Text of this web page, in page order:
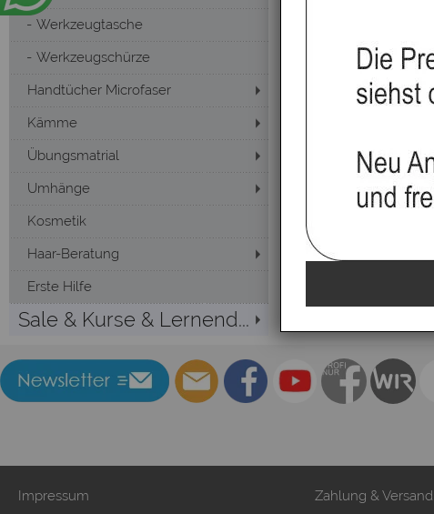
Werkzeugtasche
Werkzeugschürze
Handtücher Microfaser
Kämme
Übungsmatrial
Umhänge
Kosmetik
Haar-Beratung
Erste Hilfe
Sale & Kurse & Lernend...
Impressum
Zahlung & Versand